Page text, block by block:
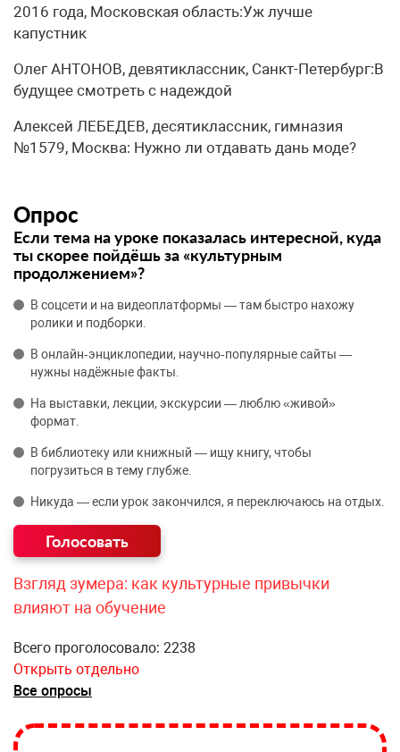
2016 года, Московская область:Уж лучше
капустник
Олег АНТОНОВ, девятиклассник, Санкт-Петербург:В
будущее смотреть с надеждой
Алексей ЛЕБЕДЕВ, десятиклассник, гимназия
№1579, Москва: Нужно ли отдавать дань моде?
Опрос
Если тема на уроке показалась интересной, куда
ты скорее пойдёшь за «культурным
продолжением»?
В соцсети и на видеоплатформы — там быстро нахожу
ролики и подборки.
В онлайн‑энциклопедии, научно‑популярные сайты —
нужны надёжные факты.
На выставки, лекции, экскурсии — люблю «живой»
формат.
В библиотеку или книжный — ищу книгу, чтобы
погрузиться в тему глубже.
Никуда — если урок закончился, я переключаюсь на отдых.
Взгляд зумера: как культурные привычки
влияют на обучение
Всего проголосовало: 2238
Открыть отдельно
Все опросы